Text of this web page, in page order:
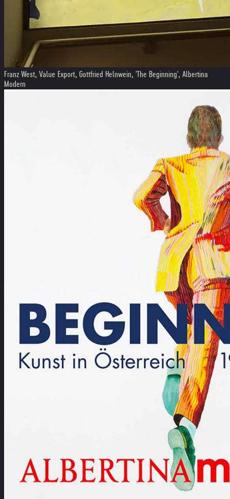
Franz West, Value Export, Gottfried Helnwein, 'The Beginning', Albertina
Modern